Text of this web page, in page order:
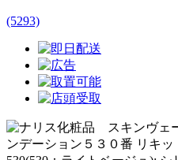
(5293)